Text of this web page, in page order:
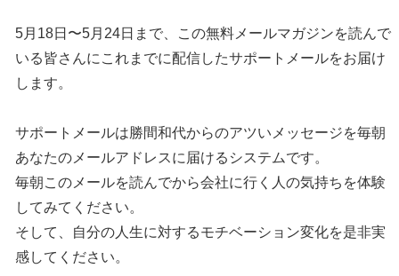
5月18日〜5月24日まで、この無料メールマガジンを読んで
いる皆さんにこれまでに配信したサポートメールをお届け
します。
サポートメールは勝間和代からのアツいメッセージを毎朝
あなたのメールアドレスに届けるシステムです。
毎朝このメールを読んでから会社に行く人の気持ちを体験
してみてください。
そして、自分の人生に対するモチベーション変化を是非実
感してください。